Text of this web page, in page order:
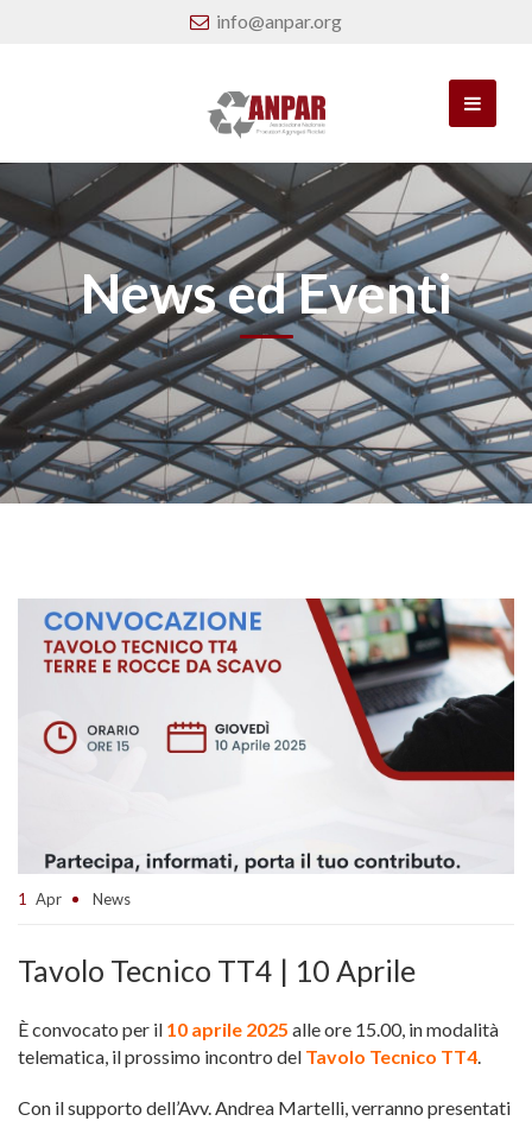
info@anpar.org
News ed Eventi
1 Apr News
Tavolo Tecnico TT4 | 10 Aprile
È convocato per il 10 aprile 2025 alle ore 15.00, in modalità
telematica, il prossimo incontro del Tavolo Tecnico TT4.
Con il supporto dell’Avv. Andrea Martelli, verranno presentati